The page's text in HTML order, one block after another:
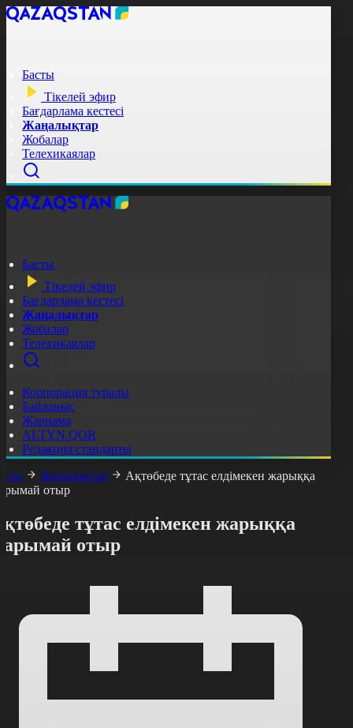
Басты
Тікелей эфир
Бағдарлама кестесі
Жаңалықтар
Жобалар
Телехикаялар
Басты
Тікелей эфир
Бағдарлама кестесі
Жаңалықтар
Жобалар
Телехикаялар
Корпорация туралы
Байланыс
Жарнама
ALTYN QOR
Редакция стандарты
Жаңалықтар
Ақтөбеде тұтас елдімекен жарыққа
отыр
тұтас елдімекен жарыққа
отыр